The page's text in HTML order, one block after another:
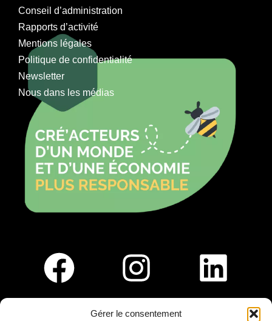
Gérer le consentement
Conseil d’administration
Rapports d’activité
Mentions légales
Politique de confidentialité
Newsletter
Nous dans les médias